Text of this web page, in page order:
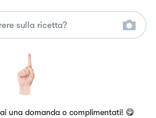
una domanda o complimentati! 😋